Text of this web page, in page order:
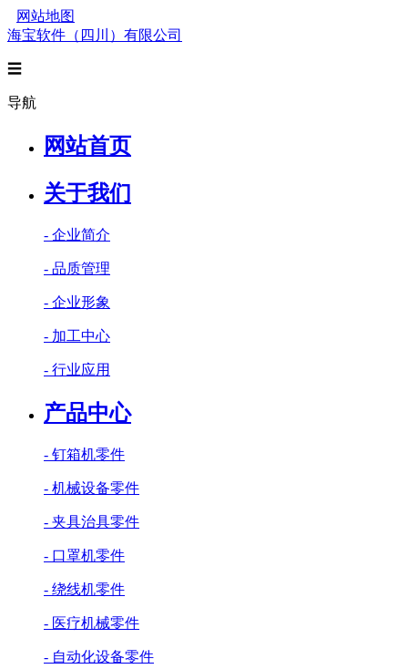
网站地图
海宝软件（四川）有限公司
☰
导航
网站首页
关于我们
- 企业简介
- 品质管理
- 企业形象
- 加工中心
- 行业应用
产品中心
- 钉箱机零件
- 机械设备零件
- 夹具治具零件
- 口罩机零件
- 绕线机零件
- 医疗机械零件
- 自动化设备零件